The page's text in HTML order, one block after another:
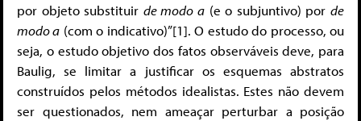
por objeto substituir de modo a (e o subjuntivo) porde
modo a (com o indicativo)”[1]. O estudo do processo, ou
seja, o estudo objetivo dos fatos observáveis deve, para
Baulig, se limitar a justificar os esquemas abstratos
construídos pelos métodos idealistas. Estes não devem
ser questionados, nem ameaçar perturbar a posição